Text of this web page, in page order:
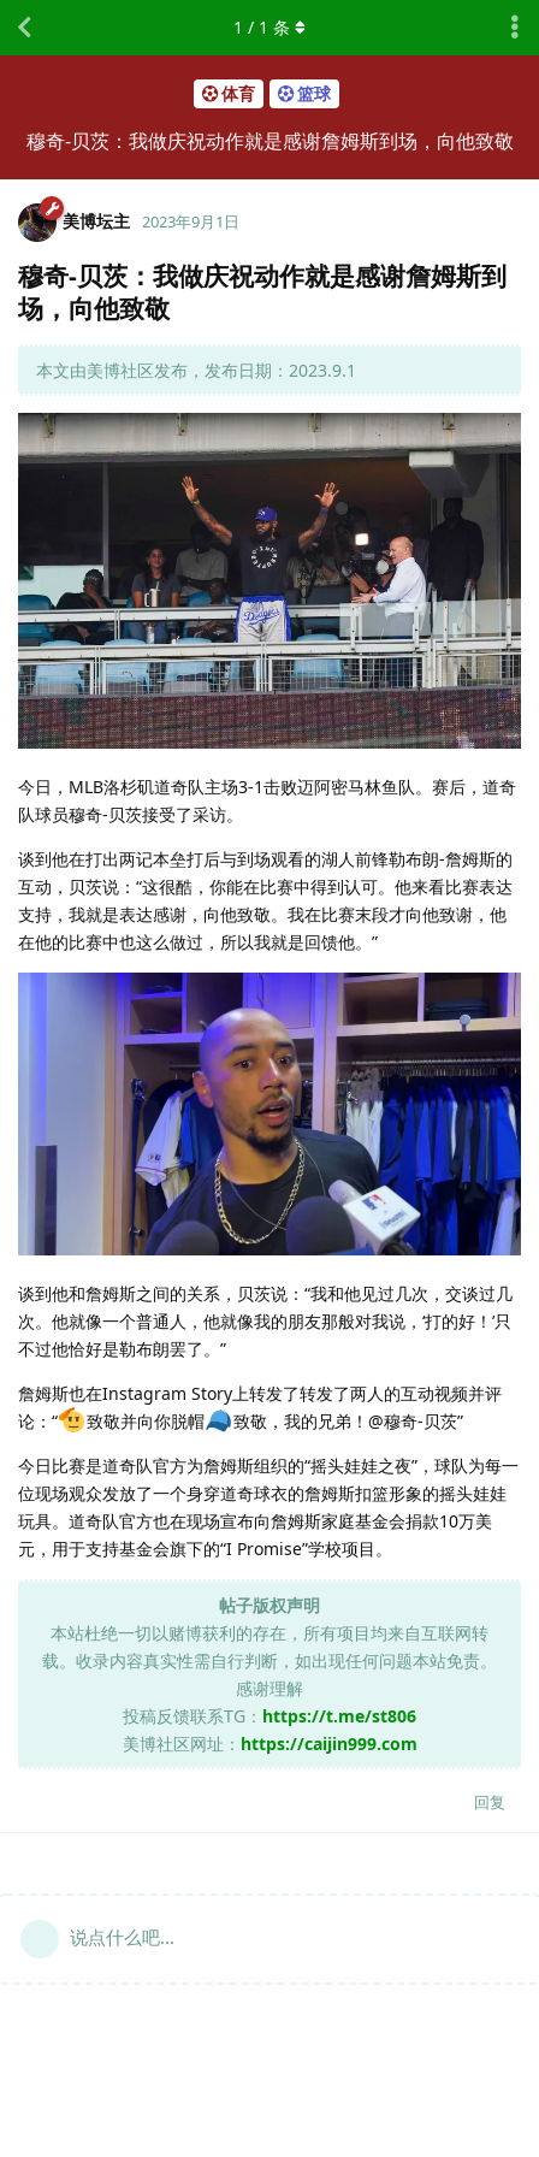
体育 篮球
穆奇-贝茨：我做庆祝动作就是感谢詹姆斯到场，向他致敬
1 / 1 条
美博坛主 2023年9月1日
穆奇-贝茨：我做庆祝动作就是感谢詹姆斯到
场，向他致敬
本文由美博社区发布，发布日期：2023.9.1
今日，MLB洛杉矶道奇队主场3-1击败迈阿密马林鱼队。赛后，道奇
队球员穆奇-贝茨接受了采访。
谈到他在打出两记本垒打后与到场观看的湖人前锋勒布朗-詹姆斯的
互动，贝茨说：“这很酷，你能在比赛中得到认可。他来看比赛表达
支持，我就是表达感谢，向他致敬。我在比赛末段才向他致谢，他
在他的比赛中也这么做过，所以我就是回馈他。”
谈到他和詹姆斯之间的关系，贝茨说：“我和他见过几次，交谈过几
次。他就像一个普通人，他就像我的朋友那般对我说，‘打的好！’只
不过他恰好是勒布朗罢了。”
詹姆斯也在Instagram Story上转发了转发了两人的互动视频并评
论：“
致敬并向你脱帽
致敬，我的兄弟！@穆奇-贝茨”
今日比赛是道奇队官方为詹姆斯组织的“摇头娃娃之夜”，球队为每一
位现场观众发放了一个身穿道奇球衣的詹姆斯扣篮形象的摇头娃娃
玩具。道奇队官方也在现场宣布向詹姆斯家庭基金会捐款10万美
元，用于支持基金会旗下的“I Promise”学校项目。
帖子版权声明
本站杜绝一切以赌博获利的存在，所有项目均来自互联网转
载。收录内容真实性需自行判断，如出现任何问题本站免责。
感谢理解
投稿反馈联系TG： https://t.me/st806
美博社区网址： https://caijin999.com
回复
说点什么吧...